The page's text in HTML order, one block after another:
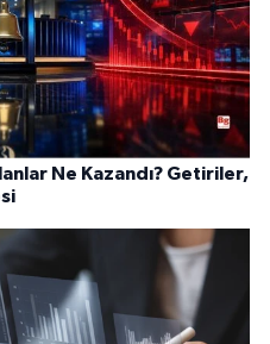
Ne Kazandı? Getiriler,